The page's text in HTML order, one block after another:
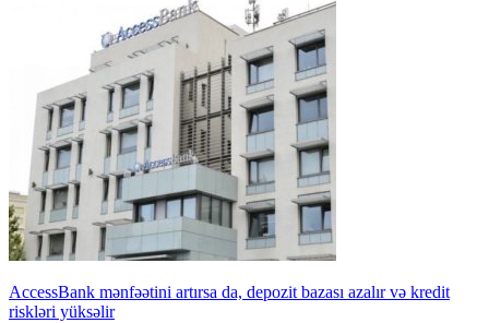
AccessBank mənfəətini artırsa da, depozit bazası azalır və kredit
riskləri yüksəlir